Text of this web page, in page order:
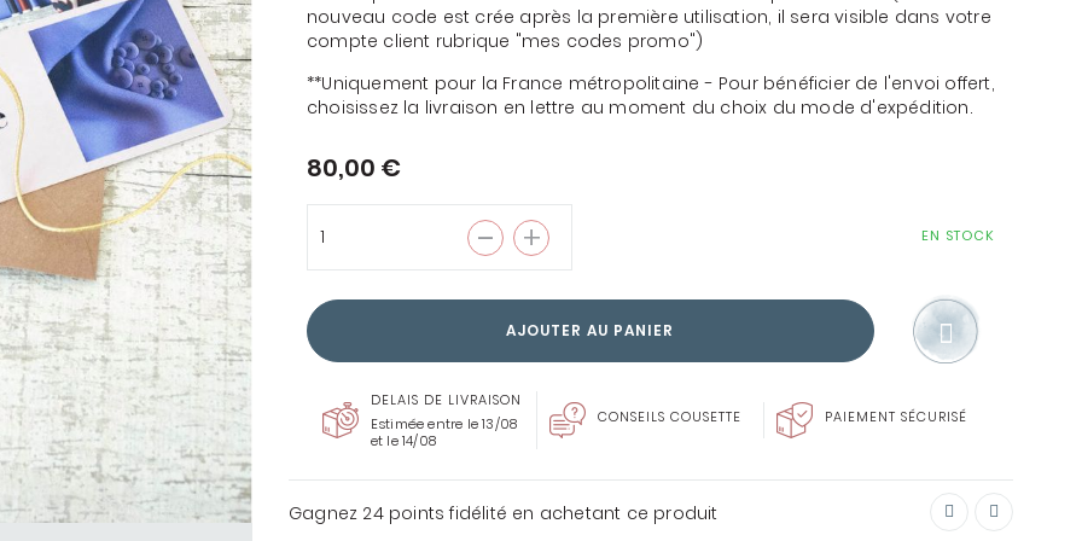
COUSETTE LOVES LIBERTY
TOUS LES TISSUS
LIBERTY
ENTOILAGES &
THERMOCOLLANTS
nouveau code est crée après la première utilisation, il sera visible dans votre
compte client rubrique "mes codes promo")
**Uniquement pour la France métropolitaine - Pour bénéficier de l'envoi offert,
choisissez la livraison en lettre au moment du choix du mode d'expédition.
80,00 €
EN STOCK
AJOUTER AU PANIER
DELAIS DE LIVRAISON
Estimée entre le 13/08
et le 14/08
CONSEILS COUSETTE PAIEMENT SÉCURISÉ
Gagnez 24 points fidélité en achetant ce produit